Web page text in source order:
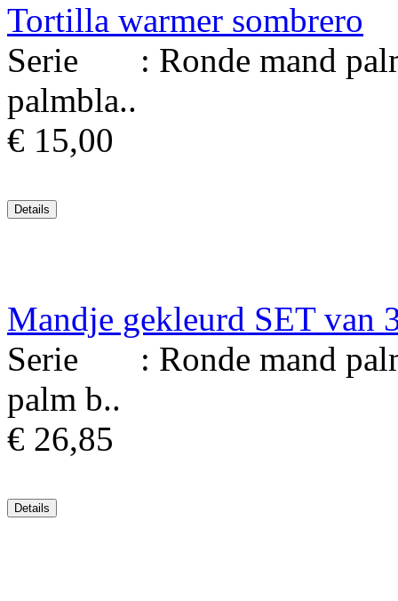
Tortilla warmer sombrero
Serie : Ronde mand
palmbla..
€ 15,00
Mandje gekleurd SET van
Serie : Ronde mand
palm b..
€ 26,85